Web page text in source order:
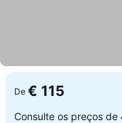
De € 115
Consulte os preços de